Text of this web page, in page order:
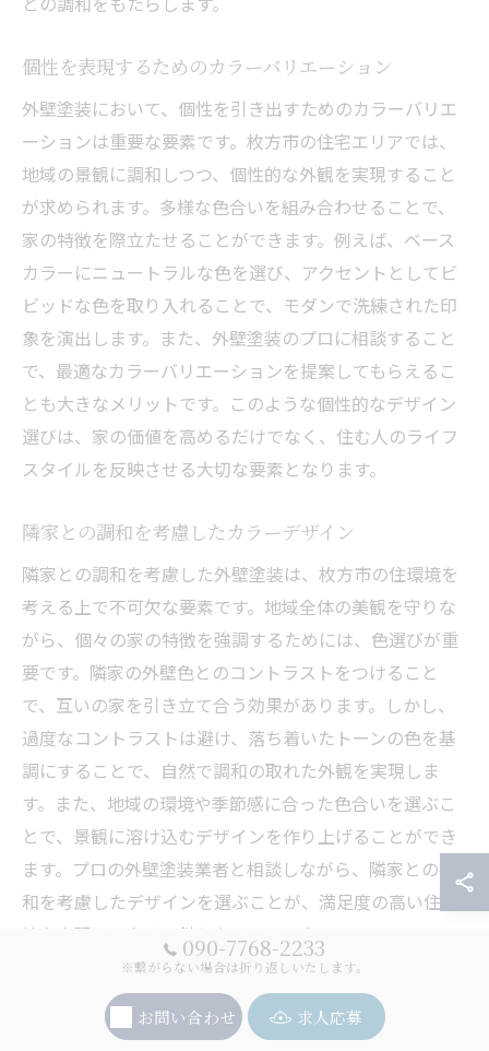
個性を表現するためのカラーバリエーション
外壁塗装において、個性を引き出すためのカラーバリエ
ーションは重要な要素です。枚方市の住宅エリアでは、
地域の景観に調和しつつ、個性的な外観を実現すること
が求められます。多様な色合いを組み合わせることで、
家の特徴を際立たせることができます。例えば、ベース
カラーにニュートラルな色を選び、アクセントとしてビ
ビッドな色を取り入れることで、モダンで洗練された印
象を演出します。また、外壁塗装のプロに相談すること
で、最適なカラーバリエーションを提案してもらえるこ
とも大きなメリットです。このような個性的なデザイン
選びは、家の価値を高めるだけでなく、住む人のライフ
スタイルを反映させる大切な要素となります。
隣家との調和を考慮したカラーデザイン
隣家との調和を考慮した外壁塗装は、枚方市の住環境を
考える上で不可欠な要素です。地域全体の美観を守りな
がら、個々の家の特徴を強調するためには、色選びが重
要です。隣家の外壁色とのコントラストをつけること
で、互いの家を引き立て合う効果があります。しかし、
過度なコントラストは避け、落ち着いたトーンの色を基
調にすることで、自然で調和の取れた外観を実現しま
す。また、地域の環境や季節感に合った色合いを選ぶこ
とで、景観に溶け込むデザインを作り上げることができ
ます。プロの外壁塗装業者と相談しながら、隣家との調
和を考慮したデザインを選ぶことが、満足度の高い住環
境を実現するための鍵となるでしょう。
枚方市でおすすめの外壁塗装業者
090-7768-2233
※繋がらない場合は折り返しいたします。
お問い合わせ 求人応募